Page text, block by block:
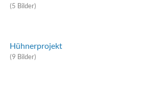
(5 Bilder)
Hühnerprojekt
(9 Bilder)